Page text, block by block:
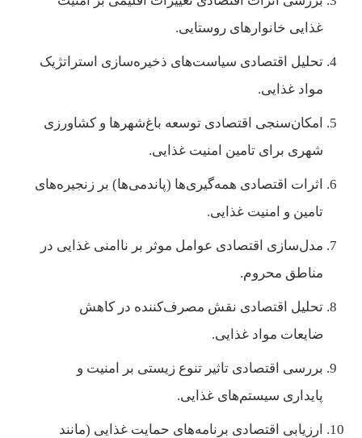
غذایی خانوارهای روستایی.
تحلیل اقتصادی سیاست‌های ذخیره‌سازی استراتژیک
مواد غذایی.
امکان‌سنجی اقتصادی توسعه باغ‌شهرها و کشاورزی
شهری برای تامین امنیت غذایی.
اثرات اقتصادی همه‌گیری‌ها (پاندمی‌ها) بر زنجیره‌های
تامین و امنیت غذایی.
مدل‌سازی اقتصادی عوامل موثر بر ناامنی غذایی در
مناطق محروم.
تحلیل اقتصادی نقش مصرف‌کننده در کاهش
ضایعات مواد غذایی.
بررسی اقتصادی تاثیر تنوع زیستی بر امنیت و
پایداری سیستم‌های غذایی.
ارزیابی اقتصادی برنامه‌های حمایت غذایی (مانند